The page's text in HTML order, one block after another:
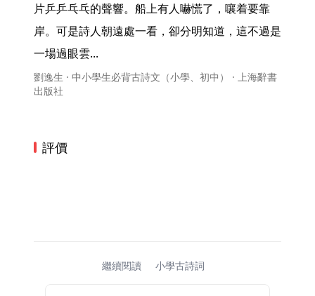
片乒乒乓乓的聲響。船上有人嚇慌了，嚷着要靠
岸。可是詩人朝遠處一看，卻分明知道，這不過是
一場過眼雲...
劉逸生 · 中小學生必背古詩文（小學、初中） · 上海辭書
出版社
評價
繼續閱讀 小學古詩詞